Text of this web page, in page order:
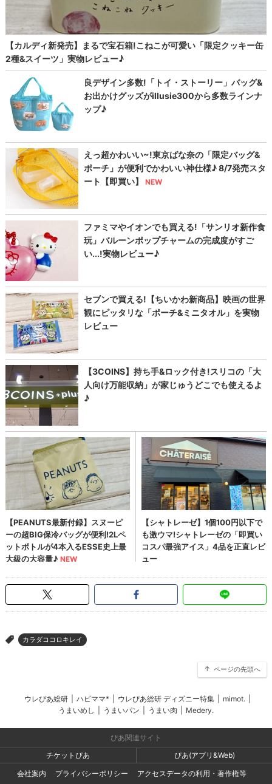
> カラダココロキレイ
ページの先頭へ
ウレぴあ総研 ハピママ* ウレぴあ総研 ディズニー特集 mimot.
うまいめし
うまいパン うまい肉 Medery.
ぴあ関連サイト
チケットぴあ
ぴあ(アプリ&Web)
会社案内
プライバシーポリシー
アクセスデータの利用・著作権等